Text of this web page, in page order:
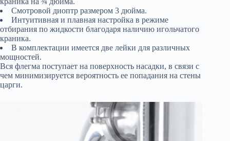
Смотровой диоптр размером 3 дюйма.
Интуитивная и плавная настройка в режиме
отбирания по жидкости благодаря наличию игольчатого
краника.
В комплектации имеется две лейки для различных
мощностей.
Вся флегма поступает на поверхность насадки, в связи с
чем минимизируется вероятность ее попадания на стены
царги.